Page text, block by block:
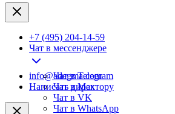
+7 (495) 204-14-59
Чат в мессенджере
Чат в Telegram
Чат в Max
Чат в VK
Чат в WhatsApp
info@adegma.com
Написать директору